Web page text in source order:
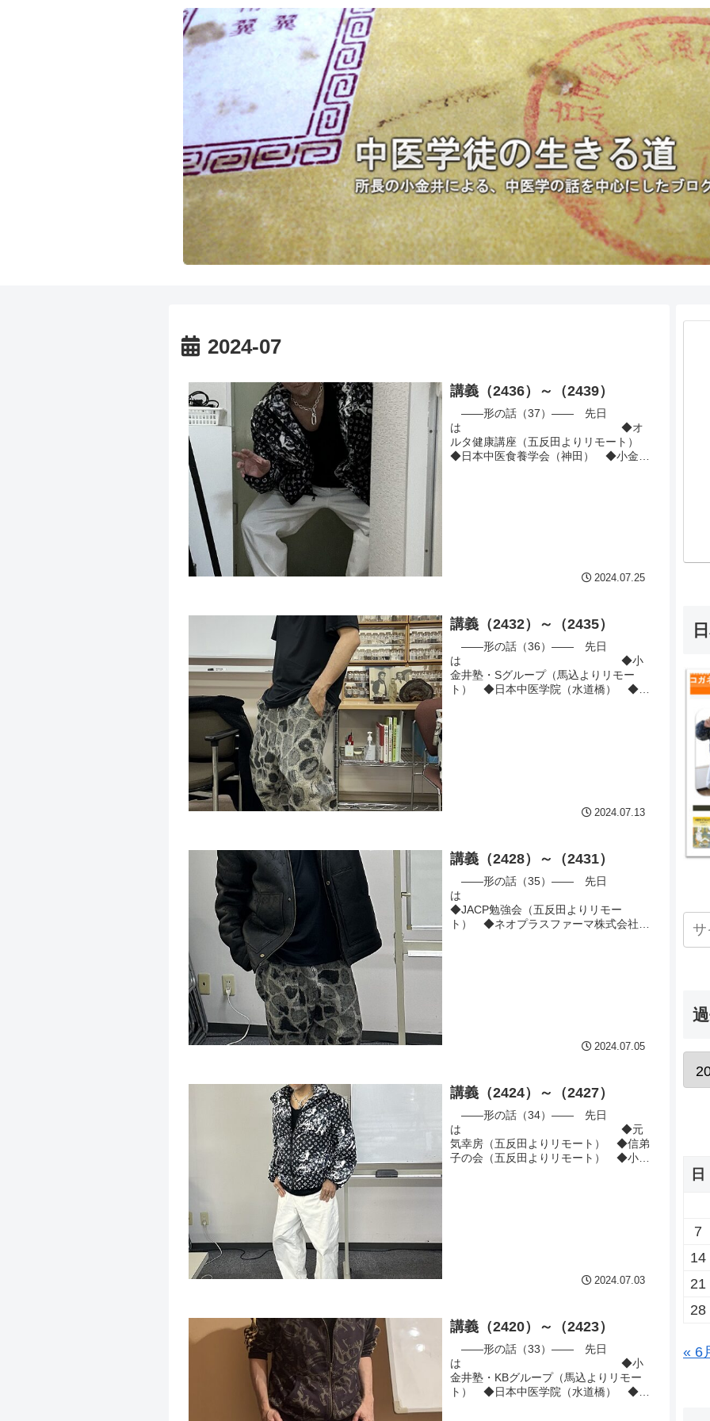
2024-07
講義（2436）～（2439）
――形の話（37）―― 先日
は ◆オ
ルタ健康講座（五反田よりリモート）
◆日本中医食養学会（神田） ◆小金井
2024.07.25
講義（2432）～（2435）
――形の話（36）―― 先日
は ◆小
金井塾・Sグループ（馬込よりリモー
ト） ◆日本中医学院（水道橋） ◆全
2024.07.13
講義（2428）～（2431）
――形の話（35）―― 先日
は
◆JACP勉強会（五反田よりリモー
ト） ◆ネオプラスファーマ株式会社
2024.07.05
講義（2424）～（2427）
――形の話（34）―― 先日
は ◆元
気幸房（五反田よりリモート） ◆信弟
子の会（五反田よりリモート） ◆小金
2024.07.03
講義（2420）～（2423）
――形の話（33）―― 先日
は ◆小
金井塾・KBグループ（馬込よりリモー
ト） ◆日本中医学院（水道橋） ◆オ
日
7
14
21
28
« 6